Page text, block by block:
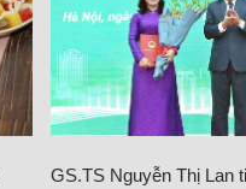
GS.TS Nguyễn Thị Lan